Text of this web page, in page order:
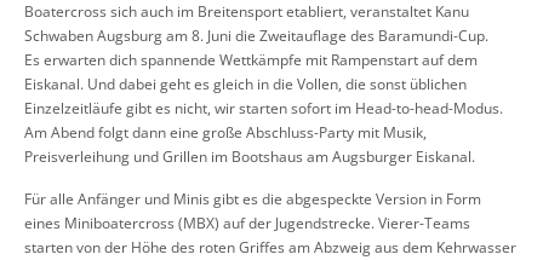
Boatercross sich auch im Breitensport etabliert, veranstaltet Kanu
Schwaben Augsburg am 8. Juni die Zweitauflage des Baramundi-Cup.
Es erwarten dich spannende Wettkämpfe mit Rampenstart auf dem
Eiskanal. Und dabei geht es gleich in die Vollen, die sonst üblichen
Einzelzeitläufe gibt es nicht, wir starten sofort im Head-to-head-Modus.
Am Abend folgt dann eine große Abschluss-Party mit Musik,
Preisverleihung und Grillen im Bootshaus am Augsburger Eiskanal.
Für alle Anfänger und Minis gibt es die abgespeckte Version in Form
eines Miniboatercross (MBX) auf der Jugendstrecke. Vierer-Teams
starten von der Höhe des roten Griffes am Abzweig aus dem Kehrwasser